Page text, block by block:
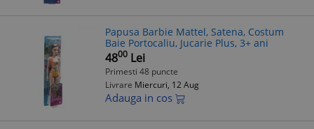
Papusa Barbie Mattel, Satena, Costum
Baie Portocaliu, Jucarie Plus, 3+ ani
4800 Lei
Primesti 48 puncte
Livrare Miercuri, 12 Aug
Adauga in cos